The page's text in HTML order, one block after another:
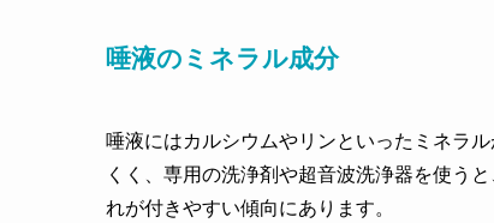
唾液のミネラル成分
唾液にはカルシウムやリンといったミネラ
くく、専用の洗浄剤や超音波洗浄器を使う
れが付きやすい傾向にあります。